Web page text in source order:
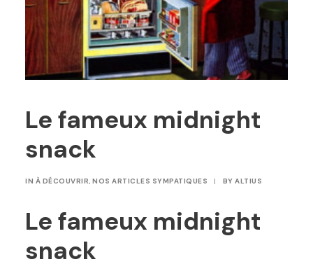
Le fameux midnight
snack
IN À DÉCOUVRIR, NOS ARTICLES SYMPATIQUES | BY ALTIUS
Le fameux midnight
snack